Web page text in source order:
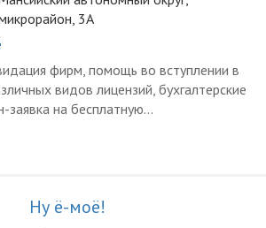
3А
фирм, помощь во вступлении в
видов лицензий, бухгалтерские
заявка на бесплатную...
Ну ё-моё!